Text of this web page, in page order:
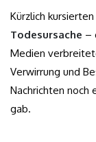
Kürzlich
Todesursache –
Medien
Verwirrung und
Nachrichten noch
gab.